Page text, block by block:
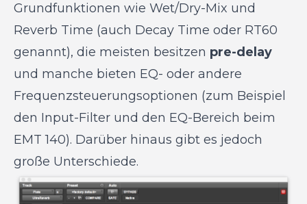
Grundfunktionen wie Wet/Dry-Mix und
Reverb Time (auch Decay Time oder RT60
genannt), die meisten besitzen pre-delay
und manche bieten EQ- oder andere
Frequenzsteuerungsoptionen (zum Beispiel
den Input-Filter und den EQ-Bereich beim
EMT 140). Darüber hinaus gibt es jedoch
große Unterschiede.